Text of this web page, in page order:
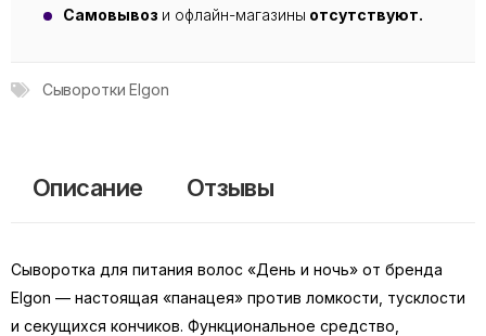
Самовывоз и офлайн-магазины отсутствуют.
Сыворотки Elgon
Описание Отзывы
Сыворотка для питания волос «День и ночь» от бренда
Elgon — настоящая «панацея» против ломкости, тусклости
и секущихся кончиков. Функциональное средство,